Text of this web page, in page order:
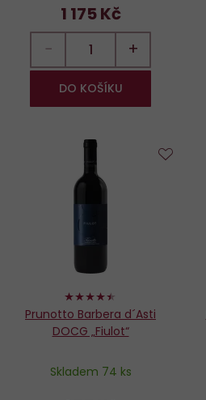
1 175 Kč
− +
DO KOŠÍKU
88%
Prunotto Barbera d´Asti
DOCG „Fiulot“
Skladem 74 ks